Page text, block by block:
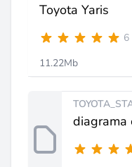
Toyota Yaris
6
11.22Mb
diagrama